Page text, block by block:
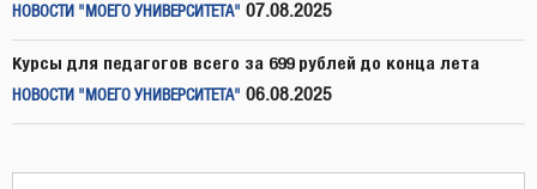
НОВОСТИ "МОЕГО УНИВЕРСИТЕТА" 07.08.2025
Курсы для педагогов всего за 699 рублей до конца лета
НОВОСТИ "МОЕГО УНИВЕРСИТЕТА" 06.08.2025